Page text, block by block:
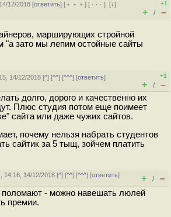
12/2018 [ответить] [ ﹢﹢﹢] [ · · ·][↓]
+1
+ / –
марширующих стройной
"а зато мы лепим остойные сайты
14/12/2018 [^] [^^] [^^^] [ответить]
+1
+ / –
долго, дорого и качественно их
Плюс студия потом еще поимеет
сайта или даже чужих сайтов.
почему нельзя набрать студентов
сайтик за 5 тыщ, зойчем платить
14:16, 14/12/2018 [^] [^^] [^^^] [ответить]
+ / –
поломают - можно навешать люлей
премии.